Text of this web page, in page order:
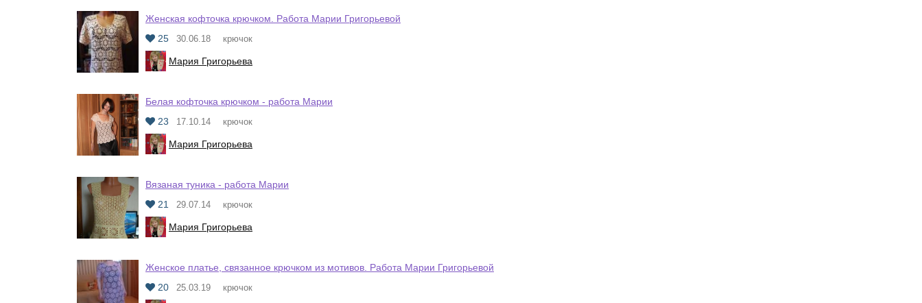
Женская кофточка крючком. Работа Марии Григорьевой
25
30.06.18 крючок
Мария Григорьева
Белая кофточка крючком - работа Марии
23
17.10.14 крючок
Мария Григорьева
Вязаная туника - работа Марии
21
29.07.14 крючок
Мария Григорьева
Женское платье, связанное крючком из мотивов. Работа Марии Григорьевой
20
25.03.19 крючок